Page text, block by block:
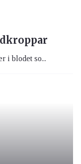
i blodet so...